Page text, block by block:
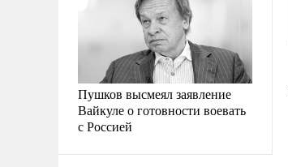
Пушков высмеял заявление
Вайкуле о готовности воевать
с Россией